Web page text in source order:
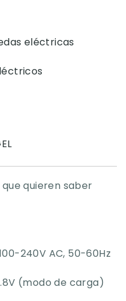
eléctricas
quieren saber
240V AC, 50-60Hz
(modo de carga)